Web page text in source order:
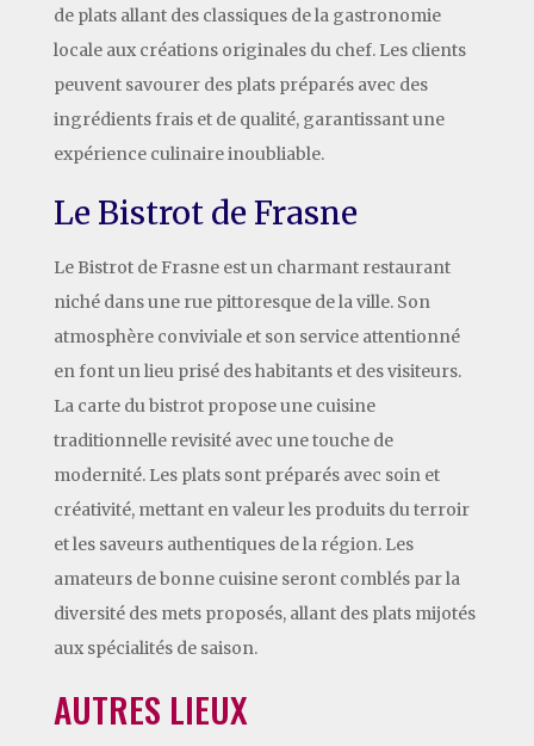
de plats allant des classiques de la gastronomie
locale aux créations originales du chef. Les clients
peuvent savourer des plats préparés avec des
ingrédients frais et de qualité, garantissant une
expérience culinaire inoubliable.
Le Bistrot de Frasne
Le Bistrot de Frasne est un charmant restaurant
niché dans une rue pittoresque de la ville. Son
atmosphère conviviale et son service attentionné
en font un lieu prisé des habitants et des visiteurs.
La carte du bistrot propose une cuisine
traditionnelle revisité avec une touche de
modernité. Les plats sont préparés avec soin et
créativité, mettant en valeur les produits du terroir
et les saveurs authentiques de la région. Les
amateurs de bonne cuisine seront comblés par la
diversité des mets proposés, allant des plats mijotés
aux spécialités de saison.
AUTRES LIEUX